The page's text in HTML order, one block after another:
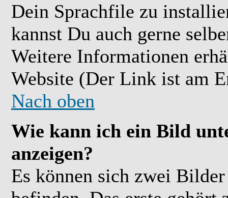
Dein Sprachfile zu
kannst Du auch gerne
Weitere Informationen
Website (Der Link ist am
Nach oben
Wie kann ich ein Bild
anzeigen?
Es können sich zwei